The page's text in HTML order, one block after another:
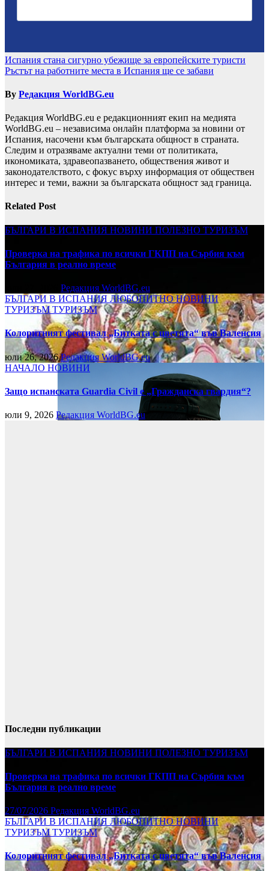
Навигация
Испания стана сигурно убежище за европейските туристи
Ръстът на работните места в Испания ще се забави
By Редакция WorldBG.eu
Редакция WorldBG.eu е редакционният екип на медията
WorldBG.eu – независима онлайн платформа за новини от
Испания, насочени към българската общност в страната.
Следим и отразяваме актуални теми от политиката,
икономиката, здравеопазването, обществения живот и
законодателството, с фокус върху информация от обществен
интерес и теми, важни за българската общност зад граница.
Related Post
БЪЛГАРИ В ИСПАНИЯ НОВИНИ ПОЛЕЗНО ТУРИЗЪМ
Проверка на трафика по всички ГКПП на Сърбия към
България в реално време
Редакция WorldBG.eu
БЪЛГАРИ В ИСПАНИЯ ЛЮБОПИТНОНОВИНИ
ТУРИЗЪМТУРИЗЪМ
Колоритният фестивал „Битката с цветята“ във Валенсия
юли 26, 2026Редакция WorldBG.eu
НАЧАЛО НОВИНИ
Защо испанската Guardia Civil е „Гражданска гвардия“?
юли 9, 2026 Редакция WorldBG.eu
Последни публикации
БЪЛГАРИ В ИСПАНИЯ НОВИНИ ПОЛЕЗНО ТУРИЗЪМ
Проверка на трафика по всички ГКПП на Сърбия към
България в реално време
27/07/2026 Редакция WorldBG.eu
БЪЛГАРИ В ИСПАНИЯ ЛЮБОПИТНОНОВИНИ
ТУРИЗЪМТУРИЗЪМ
Колоритният фестивал „Битката с цветята“ във Валенсия